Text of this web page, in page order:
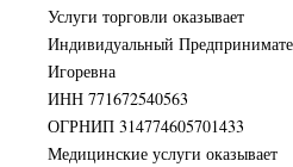
Услуги торговли оказывает
Индивидуальный
Игоревна
ИНН 771672540563
ОГРНИП 314774605701433
Медицинские услуги оказывает